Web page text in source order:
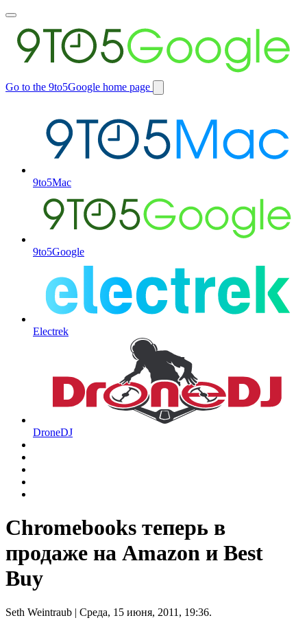
Toggle
main
menu
Go to the 9to5Google home page
Switch
9to5Mac
9to5Google
Electrek
DroneDJ
Chromebooks теперь в
продаже на Amazon и Best
Buy
Seth Weintraub | Среда, 15 июня, 2011, 19:36.